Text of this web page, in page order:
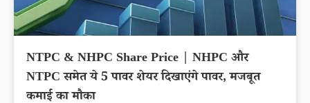
NTPC & NHPC Share Price | NHPC और
NTPC समेत ये 5 पावर शेयर दिखाएंगे पावर, मजबूत
कमाई का मौका